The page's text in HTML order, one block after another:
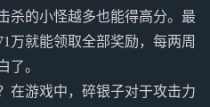
杀的小怪越多也能得高分。最
万就能领取全部奖励，每两周
了。
在游戏中，碎银子对于攻击力